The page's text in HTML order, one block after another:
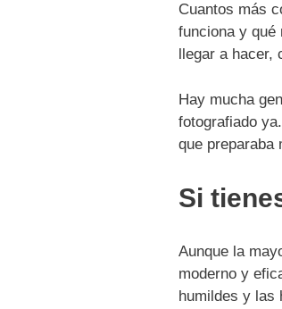
Cuantos más
funciona y qué
llegar a
Hay mucha
fotografiado
que preparaba
Si
Aunque la
moderno y
humildes y las